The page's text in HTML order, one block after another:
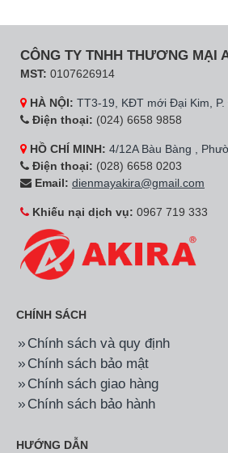
CÔNG TY TNHH THƯƠNG MẠI
MST: 0107626914
HÀ NỘI: TT3-19, KĐT mới Đại Kim,
Điện thoại: (024) 6658 9858
HỒ CHÍ MINH: 4/12A Bàu Bàng ,
Điện thoại: (028) 6658 0203
Email: dienmayakira@gmail.com
Khiếu nại dịch vụ: 0967 719 333
CHÍNH SÁCH
Chính sách và quy định
Chính sách bảo mật
Chính sách giao hàng
Chính sách bảo hành
HƯỚNG DẪN